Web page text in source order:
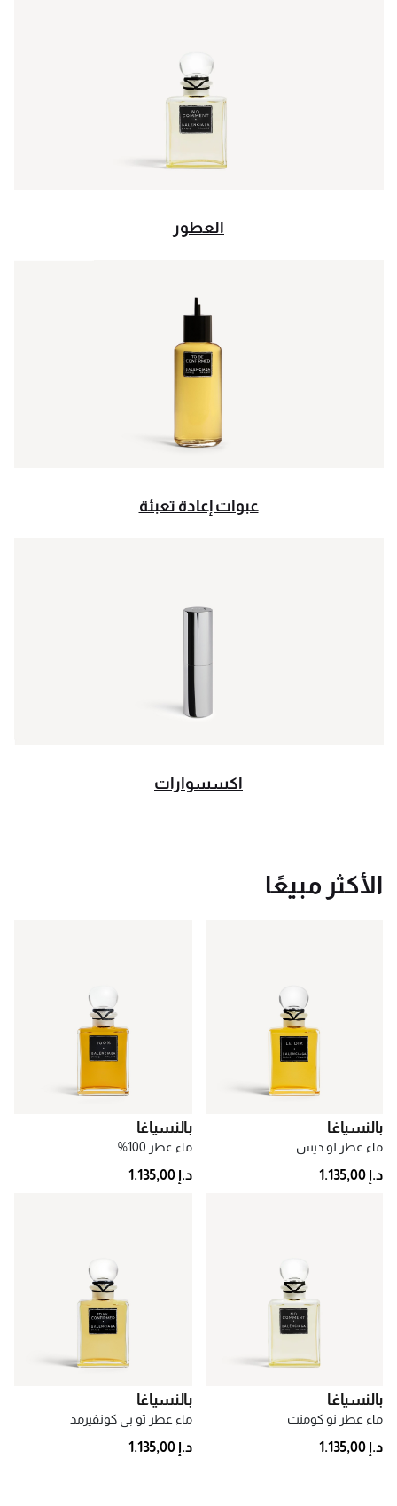
العطور
عبوات إعادة تعبئة
اكسسوارات
الأكثر مبيعًا
بالنسياغا
ماء عطر لو ديس
د.إ 1.135,00
بالنسياغا
ماء عطر 100%
د.إ 1.135,00
بالنسياغا
ماء عطر نو كومنت
د.إ 1.135,00
بالنسياغا
ماء عطر تو بي كونفيرمد
د.إ 1.135,00